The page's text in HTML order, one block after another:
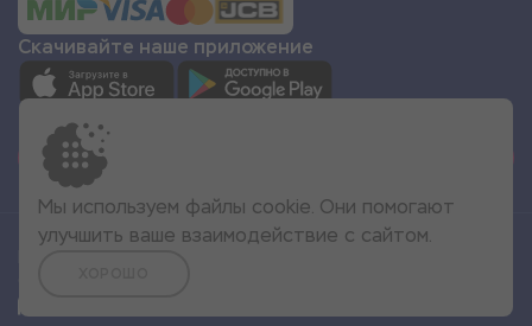
Скачивайте наше приложение
Мы используем файлы cookie. Они помогают
улучшить ваше взаимодействие с сайтом.